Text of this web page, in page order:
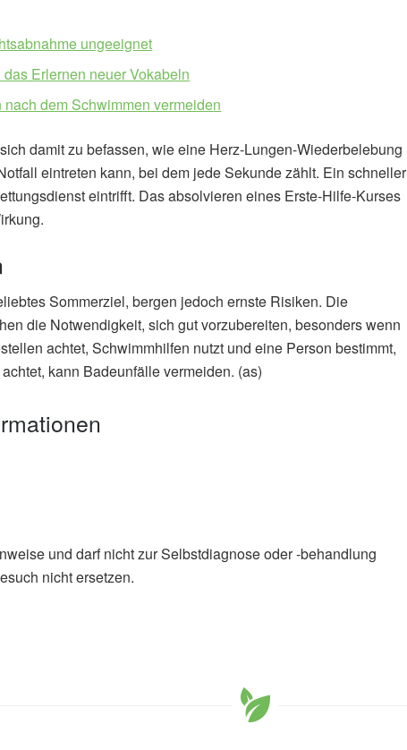
ungeeignet
Erlernen neuer Vokabeln
nach dem Schwimmen vermeiden
damit zu befassen, wie eine Herz-Lungen-Wiederbelebung
eintreten kann, bei dem jede Sekunde zählt. Ein schneller
eintrifft. Das absolvieren eines Erste-Hilfe-Kurses
Sommerziel, bergen jedoch ernste Risiken. Die
die Notwendigkeit, sich gut vorzubereiten, besonders wenn
achtet, Schwimmhilfen nutzt und eine Person bestimmt,
kann Badeunfälle vermeiden. (as)
und darf nicht zur Selbstdiagnose oder -behandlung
nicht ersetzen.